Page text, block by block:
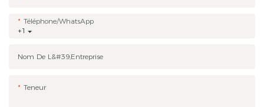
+1
Téléphone/WhatsApp
Nom De L&#39;entreprise
Teneur